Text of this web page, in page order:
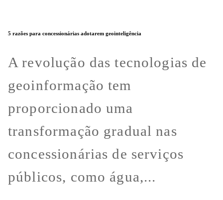
5 razões para concessionárias adotarem geointeligência
A revolução das tecnologias de
geoinformação tem
proporcionado uma
transformação gradual nas
concessionárias de serviços
públicos, como água,...